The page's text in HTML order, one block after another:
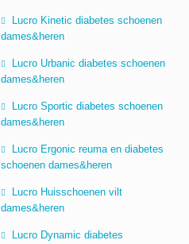
Lucro Kinetic diabetes schoenen
dames&heren
Lucro Urbanic diabetes schoenen
dames&heren
Lucro Sportic diabetes schoenen
dames&heren
Lucro Ergonic reuma en diabetes
schoenen dames&heren
Lucro Huisschoenen vilt
dames&heren
Lucro Dynamic diabetes